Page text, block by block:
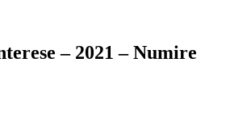
– 2021 – Numire